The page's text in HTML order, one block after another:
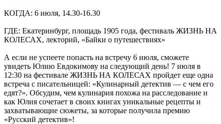
КОГДА: 6 июля, 14.30-16.30
ГДЕ: Екатеринбург, площадь 1905 года, фестиваль ЖИЗНЬ НА
КОЛЕСАХ, лекторий, «Байки о путешествиях»
А если не успеете попасть на встречу 6 июля, сможете
увидеть Юлию Евдокимову на следующий день! 7 июля в
12:30 на фестивале ЖИЗНЬ НА КОЛЕСАХ пройдет еще одна
встреча с писательницей: «Кулинарный детектив — с чем его
едят?». Обсудим, чем кулинария похожа на расследование и
как Юлия сочетает в своих книгах уникальные рецепты и
захватывающие сюжеты, за которые получила премию
«Русский детектив»!